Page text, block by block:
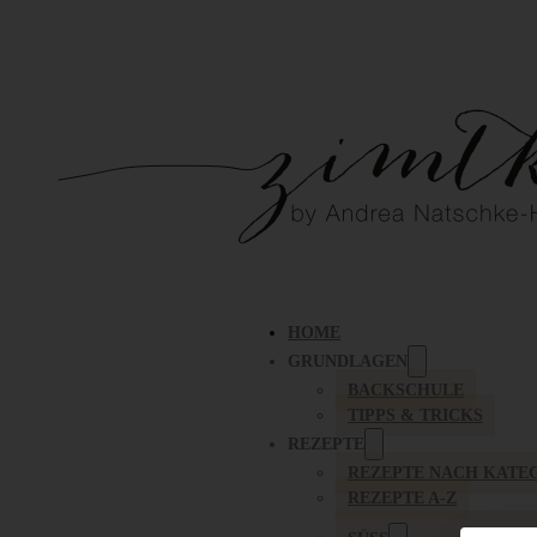
HOME
GRUNDLAGEN
BACKSCHULE
TIPPS & TRICKS
REZEPTE
REZEPTE NACH
REZEPTE A-Z